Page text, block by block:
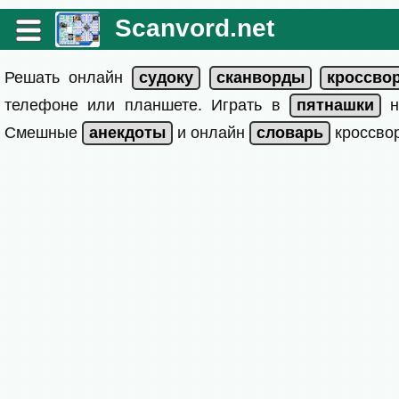
Scanvord.net
Решать онлайн
телефоне или планшете. Играть в
Смешные
и онлайн